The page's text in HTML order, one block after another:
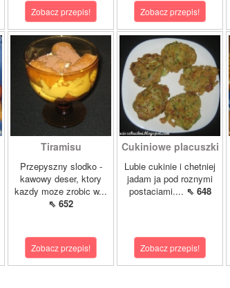
Zobacz przepis! Zobacz przepis!
Tiramisu
Przepyszny slodko -
kawowy deser, ktory
kazdy moze zrobic w...
⇖ 652
Zobacz przepis!
Cukiniowe placuszki
Lubie cukinie i chetniej
jadam ja pod roznymi
postaciami.... ⇖ 648
Zobacz przepis!